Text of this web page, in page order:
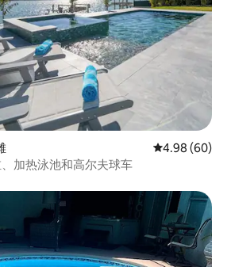
平均评分 4.98
4.98 (60)
加热泳池和高尔夫球车